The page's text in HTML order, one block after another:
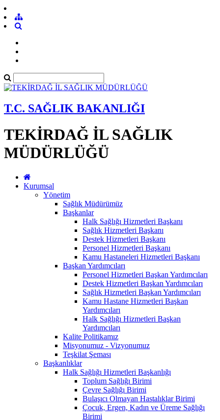
T.C. SAĞLIK BAKANLIĞI
TEKİRDAĞ İL SAĞLIK
MÜDÜRLÜĞÜ
Kurumsal
Yönetim
Sağlık Müdürümüz
Başkanlar
Halk Sağlığı Hizmetleri Başkanı
Sağlık Hizmetleri Başkanı
Destek Hizmetleri Başkanı
Personel Hizmetleri Başkanı
Kamu Hastaneleri Hizmetleri Başkanı
Başkan Yardımcıları
Personel Hizmetleri Başkan Yardımcıları
Destek Hizmetleri Başkan Yardımcıları
Sağlık Hizmetleri Başkan Yardımcıları
Kamu Hastane Hizmetleri Başkan
Yardımcıları
Halk Sağlığı Hizmetleri Başkan
Yardımcıları
Kalite Politikamız
Misyonumuz - Vizyonumuz
Teşkilat Şeması
Başkanlıklar
Halk Sağlığı Hizmetleri Başkanlığı
Toplum Sağlığı Birimi
Çevre Sağlığı Birimi
Bulaşıcı Olmayan Hastalıklar Birimi
Çocuk, Ergen, Kadın ve Üreme Sağlığı
Birimi